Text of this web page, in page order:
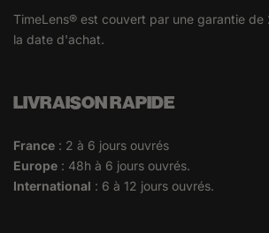
TimeLens® est couvert par une garantie
la date d'achat.
LIVRAISON RAPIDE
France : 2 à 6 jours ouvrés
Europe : 48h à 6 jours ouvrés.
International : 6 à 12 jours ouvrés.